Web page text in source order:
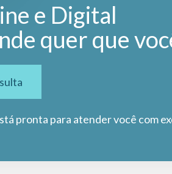
e Digital
quer que
pronta para atender você com